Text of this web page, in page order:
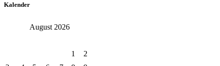
Kalender
August 2026
1
2